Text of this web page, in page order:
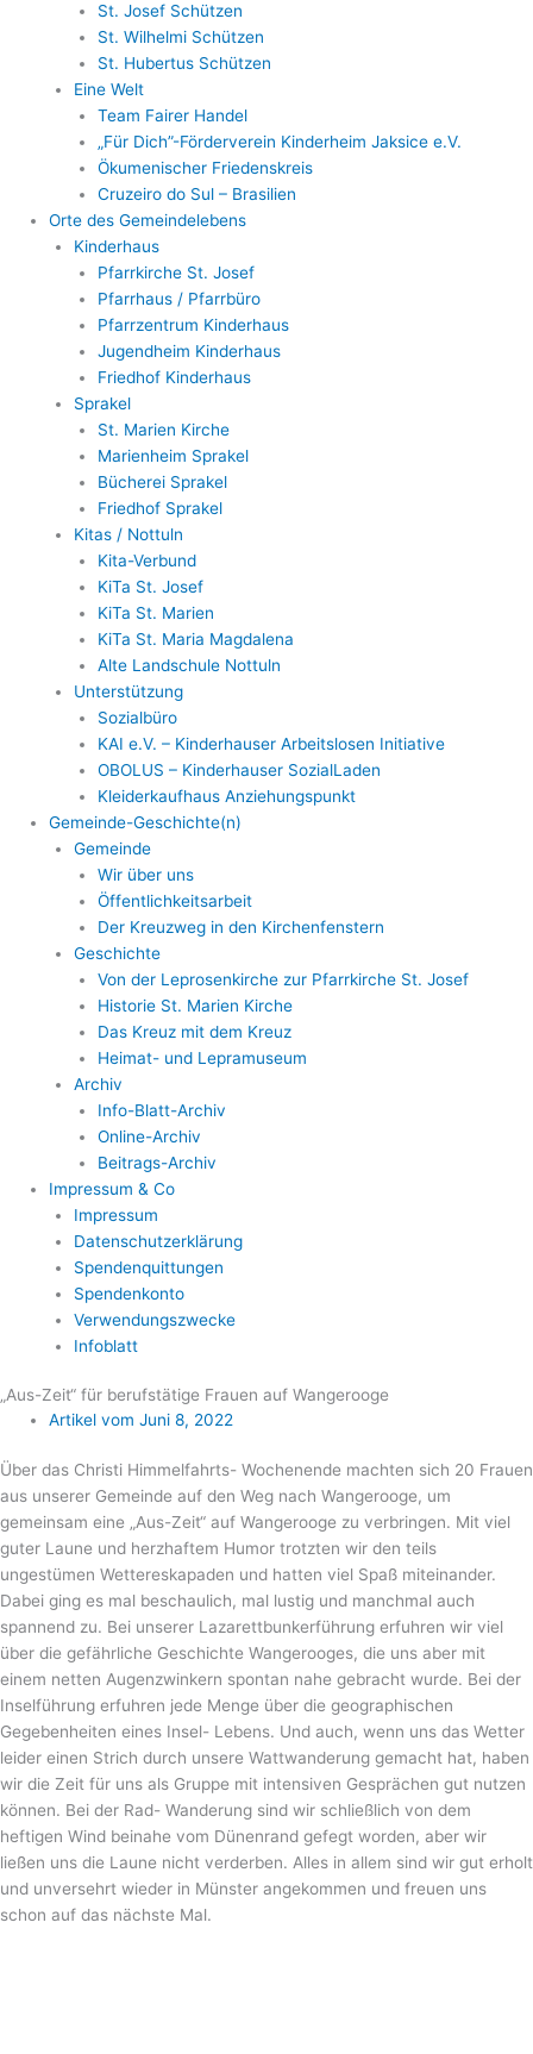
St. Josef Schützen
St. Wilhelmi Schützen
St. Hubertus Schützen
Eine Welt
Team Fairer Handel
„Für Dich”-Förderverein Kinderheim Jaksice e.V.
Ökumenischer Friedenskreis
Cruzeiro do Sul – Brasilien
Orte des Gemeindelebens
Kinderhaus
Pfarrkirche St. Josef
Pfarrhaus / Pfarrbüro
Pfarrzentrum Kinderhaus
Jugendheim Kinderhaus
Friedhof Kinderhaus
Sprakel
St. Marien Kirche
Marienheim Sprakel
Bücherei Sprakel
Friedhof Sprakel
Kitas / Nottuln
Kita-Verbund
KiTa St. Josef
KiTa St. Marien
KiTa St. Maria Magdalena
Alte Landschule Nottuln
Unterstützung
Sozialbüro
KAI e.V. – Kinderhauser Arbeitslosen Initiative
OBOLUS – Kinderhauser SozialLaden
Kleiderkaufhaus Anziehungspunkt
Gemeinde-Geschichte(n)
Gemeinde
Wir über uns
Öffentlichkeitsarbeit
Der Kreuzweg in den Kirchenfenstern
Geschichte
Von der Leprosenkirche zur Pfarrkirche St. Josef
Historie St. Marien Kirche
Das Kreuz mit dem Kreuz
Heimat- und Lepramuseum
Archiv
Info-Blatt-Archiv
Online-Archiv
Beitrags-Archiv
Impressum & Co
Impressum
Datenschutzerklärung
Spendenquittungen
Spendenkonto
Verwendungszwecke
Infoblatt
„Aus-Zeit“ für berufstätige Frauen auf Wangerooge
Artikel vomJuni 8, 2022
Über das Christi Himmelfahrts- Wochenende machten sich 20 Frauen
aus unserer Gemeinde auf den Weg nach Wangerooge, um
gemeinsam eine „Aus-Zeit“ auf Wangerooge zu verbringen. Mit viel
guter Laune und herzhaftem Humor trotzten wir den teils
ungestümen Wettereskapaden und hatten viel Spaß miteinander.
Dabei ging es mal beschaulich, mal lustig und manchmal auch
spannend zu. Bei unserer Lazarettbunkerführung erfuhren wir viel
über die gefährliche Geschichte Wangerooges, die uns aber mit
einem netten Augenzwinkern spontan nahe gebracht wurde. Bei der
Inselführung erfuhren jede Menge über die geographischen
Gegebenheiten eines Insel- Lebens. Und auch, wenn uns das Wetter
leider einen Strich durch unsere Wattwanderung gemacht hat, haben
wir die Zeit für uns als Gruppe mit intensiven Gesprächen gut nutzen
können. Bei der Rad- Wanderung sind wir schließlich von dem
heftigen Wind beinahe vom Dünenrand gefegt worden, aber wir
ließen uns die Laune nicht verderben. Alles in allem sind wir gut erholt
und unversehrt wieder in Münster angekommen und freuen uns
schon auf das nächste Mal.